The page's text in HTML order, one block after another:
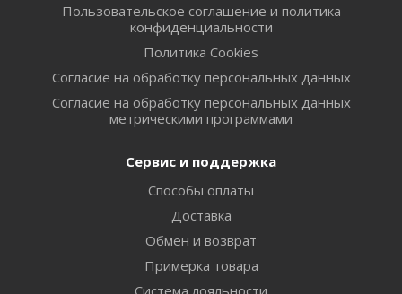
Пользовательское соглашение и политика
конфиденциальности
Политика Cookies
Согласие на обработку персональных данных
Согласие на обработку персональных данных
метрическими программами
Сервис и поддержка
Способы оплаты
Доставка
Обмен и возврат
Примерка товара
Система лояльности